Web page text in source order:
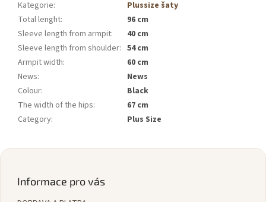
Kategorie:
Plussize šaty
Total lenght:
96 cm
Sleeve length from armpit:
40 cm
Sleeve length from shoulder: 54 cm
Armpit width:
60 cm
News:
News
Colour:
Black
The width of the hips:
67 cm
Category: Plus Size
Z
Informace pro vás